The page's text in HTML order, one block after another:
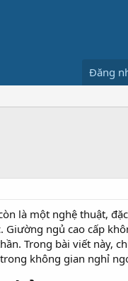
Đăng
là một nghệ thuật,
ngủ cao cấp
Trong bài viết này,
không gian nghỉ